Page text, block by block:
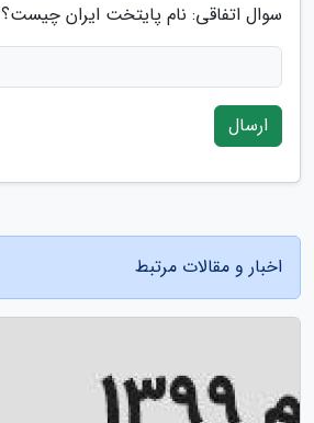
سوال اتفاقی: نام پایتخت ایران چیست؟
ارسال
اخبار و مقالات مرتبط